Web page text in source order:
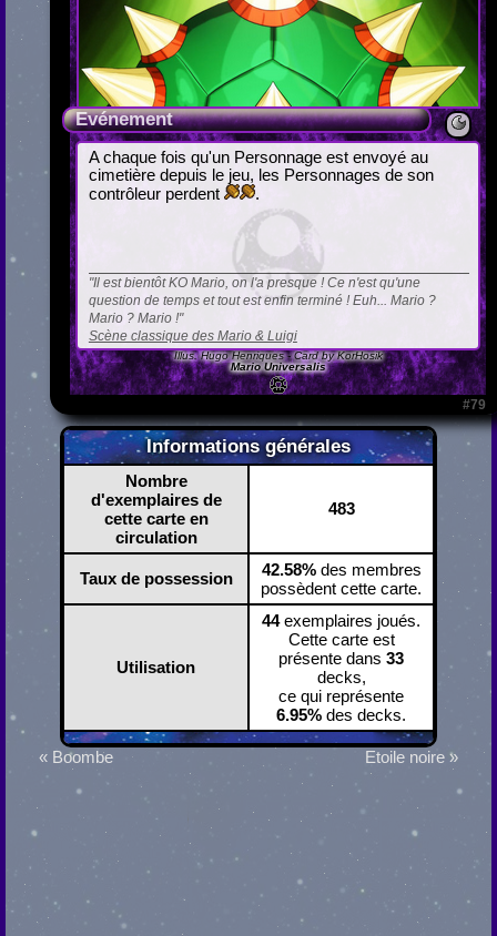
#79
Evénement
A chaque fois qu'un Personnage est envoyé au
cimetière depuis le jeu, les Personnages de son
contrôleur perdent
.
Il est bientôt KO Mario, on l'a presque ! Ce n'est qu'une
question de temps et tout est enfin terminé ! Euh... Mario ?
Mario ? Mario !
Scène classique des Mario & Luigi
Illus.Hugo Henriques- Card by KorHosik
Mario Universalis
Informations générales
Nombre
d'exemplaires de
cette carte en
circulation
483
Taux de possession 42.58%des membres
possèdent cette carte.
Utilisation
44exemplaires joués.
Cette carte est
présente dans 33
decks,
ce qui représente
6.95% des decks.
« Boombe Etoile noire »